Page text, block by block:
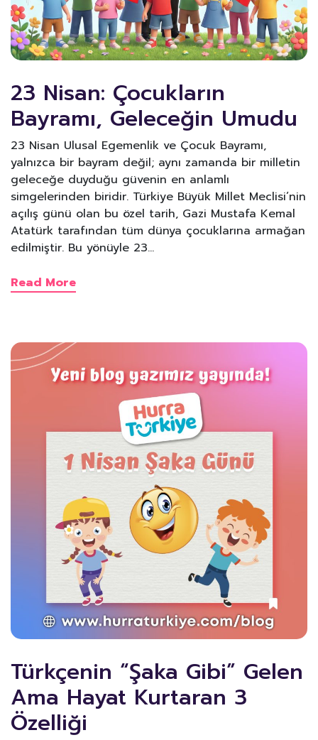
23 Nisan: Çocukların
Bayramı, Geleceğin Umudu
23 Nisan Ulusal Egemenlik ve Çocuk Bayramı,
yalnızca bir bayram değil; aynı zamanda bir milletin
geleceğe duyduğu güvenin en anlamlı
simgelerinden biridir. Türkiye Büyük Millet Meclisi’nin
açılış günü olan bu özel tarih, Gazi Mustafa Kemal
Atatürk tarafından tüm dünya çocuklarına armağan
edilmiştir. Bu yönüyle 23…
Read More
Türkçenin “Şaka Gibi” Gelen
Ama Hayat Kurtaran 3
Özelliği